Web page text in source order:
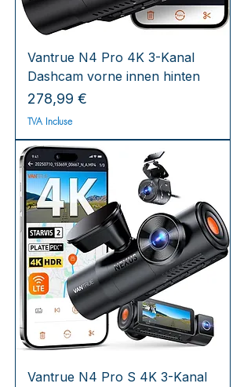
Vantrue N4 Pro 4K 3-Kanal
Dashcam vorne innen hinten
Prix
278,99 €
TVA Incluse
Vantrue N4 Pro S 4K 3-Kanal